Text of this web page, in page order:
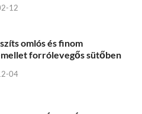
12
omlós és finom
forrólevegős sütőben
04